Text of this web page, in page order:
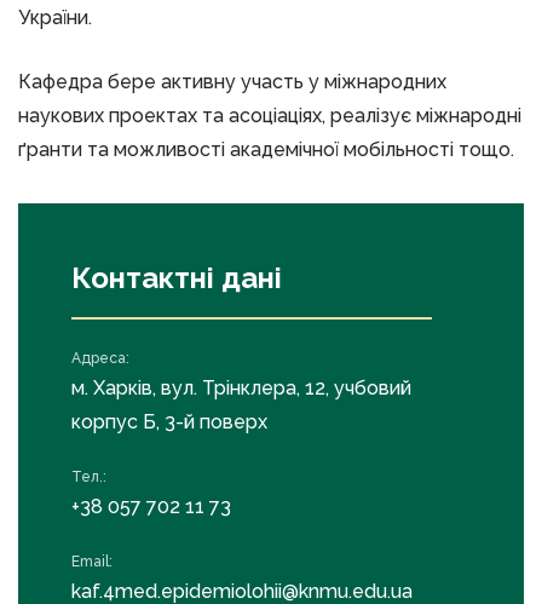
України.
Кафедра бере активну участь у міжнародних
наукових проектах та асоціаціях, реалізує міжнародні
ґранти та можливості академічної мобільності тощо.
Контактні дані
Адреса:
м. Харків, вул. Трінклера, 12, учбовий
корпус Б, 3-й поверх
Тел.:
+38 057 702 11 73
Email:
kaf.4med.epidemiolohii@knmu.edu.ua